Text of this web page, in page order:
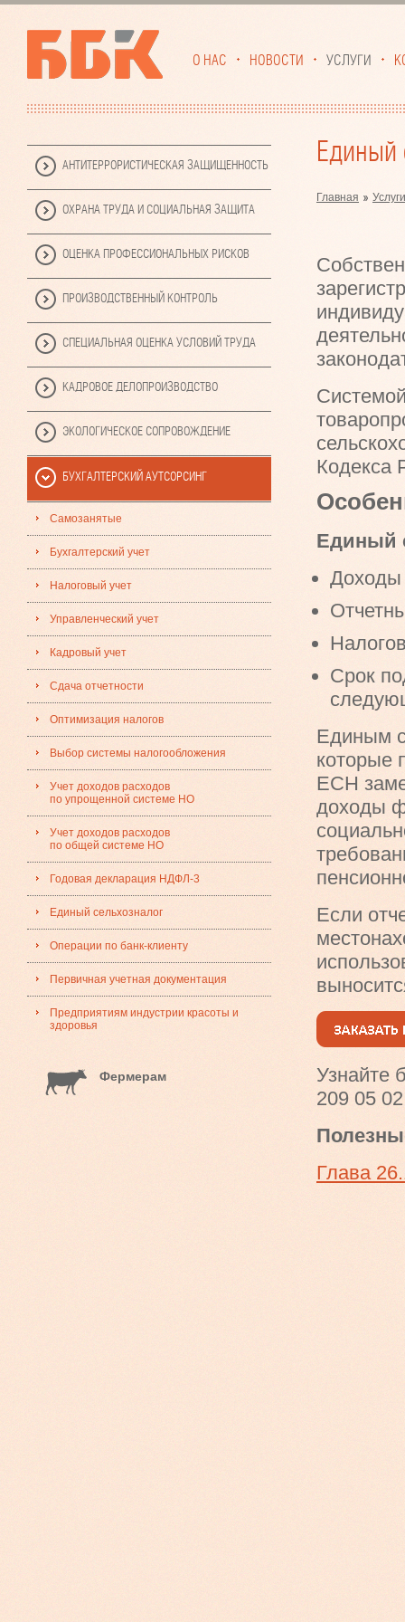
О НАС НОВОСТИ УСЛУГИ
АНТИТЕРРОРИСТИЧЕСКАЯ ЗАЩИЩЕННОСТЬ
ОХРАНА ТРУДА И СОЦИАЛЬНАЯ ЗАЩИТА
ОЦЕНКА ПРОФЕССИОНАЛЬНЫХ РИСКОВ
ПРОИЗВОДСТВЕННЫЙ КОНТРОЛЬ
СПЕЦИАЛЬНАЯ ОЦЕНКА УСЛОВИЙ ТРУДА
КАДРОВОЕ ДЕЛОПРОИЗВОДСТВО
ЭКОЛОГИЧЕСКОЕ СОПРОВОЖДЕНИЕ
БУХГАЛТЕРСКИЙ АУТСОРСИНГ
Самозанятые
Бухгалтерский учет
Налоговый учет
Управленческий учет
Кадровый учет
Сдача отчетности
Оптимизация налогов
Выбор системы налогообложения
Учет доходов расходов
по упрощенной системе НО
Учет доходов расходов
по общей системе НО
Годовая декларация НДФЛ-3
Единый сельхозналог
Операции по банк-клиенту
Первичная учетная документация
Предприятиям индустрии красоты и
здоровья
Фермерам
Единый
Главная Услуги
Кодекса
Единый
Доходы
Срок
Единым
которые
ЕСН
доходы
социальн
Если
Узнайте
209 05 02
Глава